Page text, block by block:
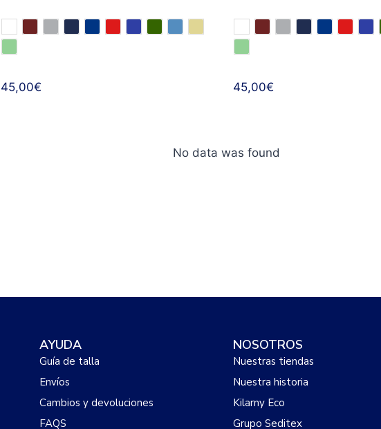
45,00€ 45,00€
No data was found
AYUDA
Guía de talla
Envíos
Cambios y devoluciones
FAQS
NOSOTROS
Nuestras tiendas
Nuestra historia
Kilarny Eco
Grupo Seditex